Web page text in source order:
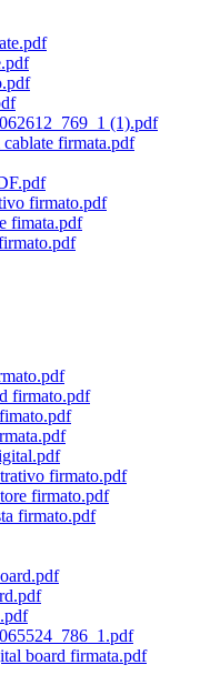
(1).pdf
firmata.pdf
firmato.pdf
fimata.pdf
firmato.pdf
firmato.pdf
firmato.pdf
firmato.pdf
board firmata.pdf